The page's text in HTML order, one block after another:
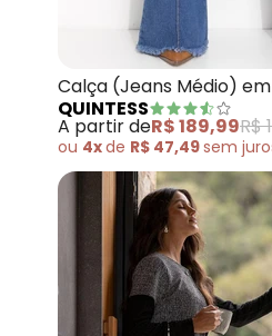
Calça (Jeans Médio)
QUINTESS
A partir deR$ 189,99R$
ou 4xde R$ 47,49sem